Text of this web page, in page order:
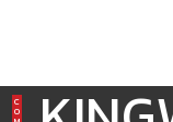
C
O